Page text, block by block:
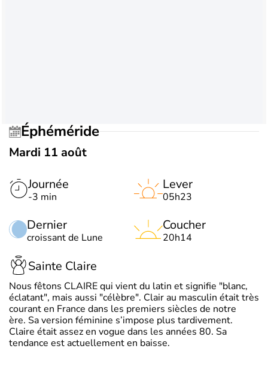
Éphéméride
Mardi 11 août
Journée
-3 min
Dernier
croissant de Lune
Lever
05h23
Coucher
20h14
Sainte Claire
Nous fêtons CLAIRE qui vient du latin et signifie "blanc,
éclatant", mais aussi "célèbre". Clair au masculin était très
courant en France dans les premiers siècles de notre
ère. Sa version féminine s’impose plus tardivement.
Claire était assez en vogue dans les années 80. Sa
tendance est actuellement en baisse.